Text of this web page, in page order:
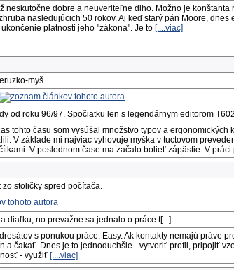
neskutočne dobre a neuveriteľne dlho. Možno je
nasledujúcich 50 rokov. Aj keď starý pán Moore,
platnosti jeho "zákona". Je to [....viac]
myš.
od roku 96/97. Spočiatku len s legendárnym editorom
tohto času som vysúšal množstvo typov a
V základe mi najviac vyhovuje myška v tuctovom
V poslednom čase ma začalo bolieť zápästie. V
stoličky spred počítača.
diaľku, no prevažne sa jednalo o práce t[...]
s ponukou práce. Easy. Ak kontakty nemajú práve
čakať. Dnes je to jednoduchšie - vytvoriť profil, pripojiť
- využiť [....viac]